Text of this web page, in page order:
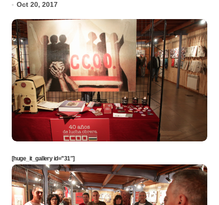
Oct 20, 2017
[huge_it_gallery id=”31″]